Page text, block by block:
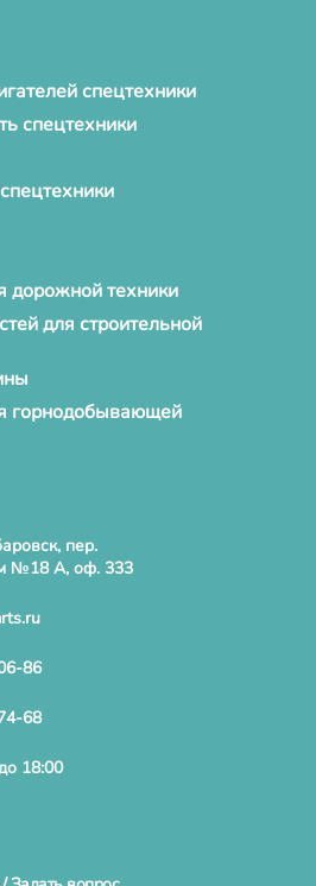
спецтехники
спецтехники
дорожной техники
для строительной
горнодобывающей
пер.
№18 А, оф. 333
86
68
18:00